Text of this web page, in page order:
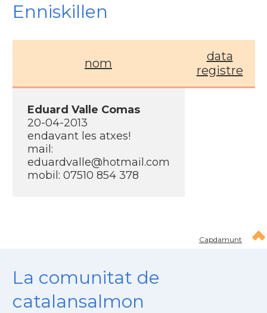
Enniskillen
nom
data
registre
Eduard Valle Comas
20-04-2013
endavant les atxes!
mail:
eduardvalle@hotmail.com
mobil: 07510 854 378
Capdamunt
La comunitat de
catalansalmon